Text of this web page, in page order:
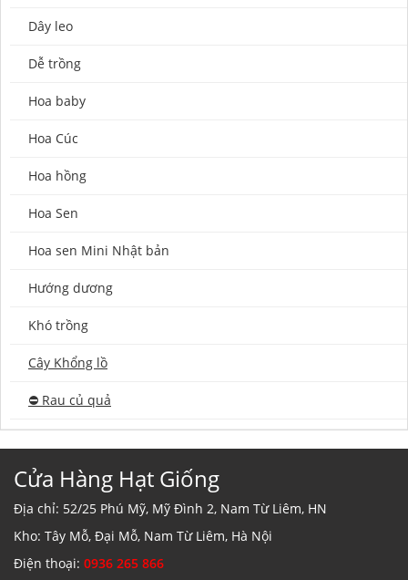
Dây leo
Dễ trồng
Hoa baby
Hoa Cúc
Hoa hồng
Hoa Sen
Hoa sen Mini Nhật bản
Hướng dương
Khó trồng
Cây Khổng lồ
⛔️ Rau củ quả
Cửa Hàng Hạt Giống
Địa chỉ: 52/25 Phú Mỹ, Mỹ Đình 2, Nam Từ Liêm, HN
Kho: Tây Mỗ, Đại Mỗ, Nam Từ Liêm, Hà Nội
Điện thoại: 0936 265 866